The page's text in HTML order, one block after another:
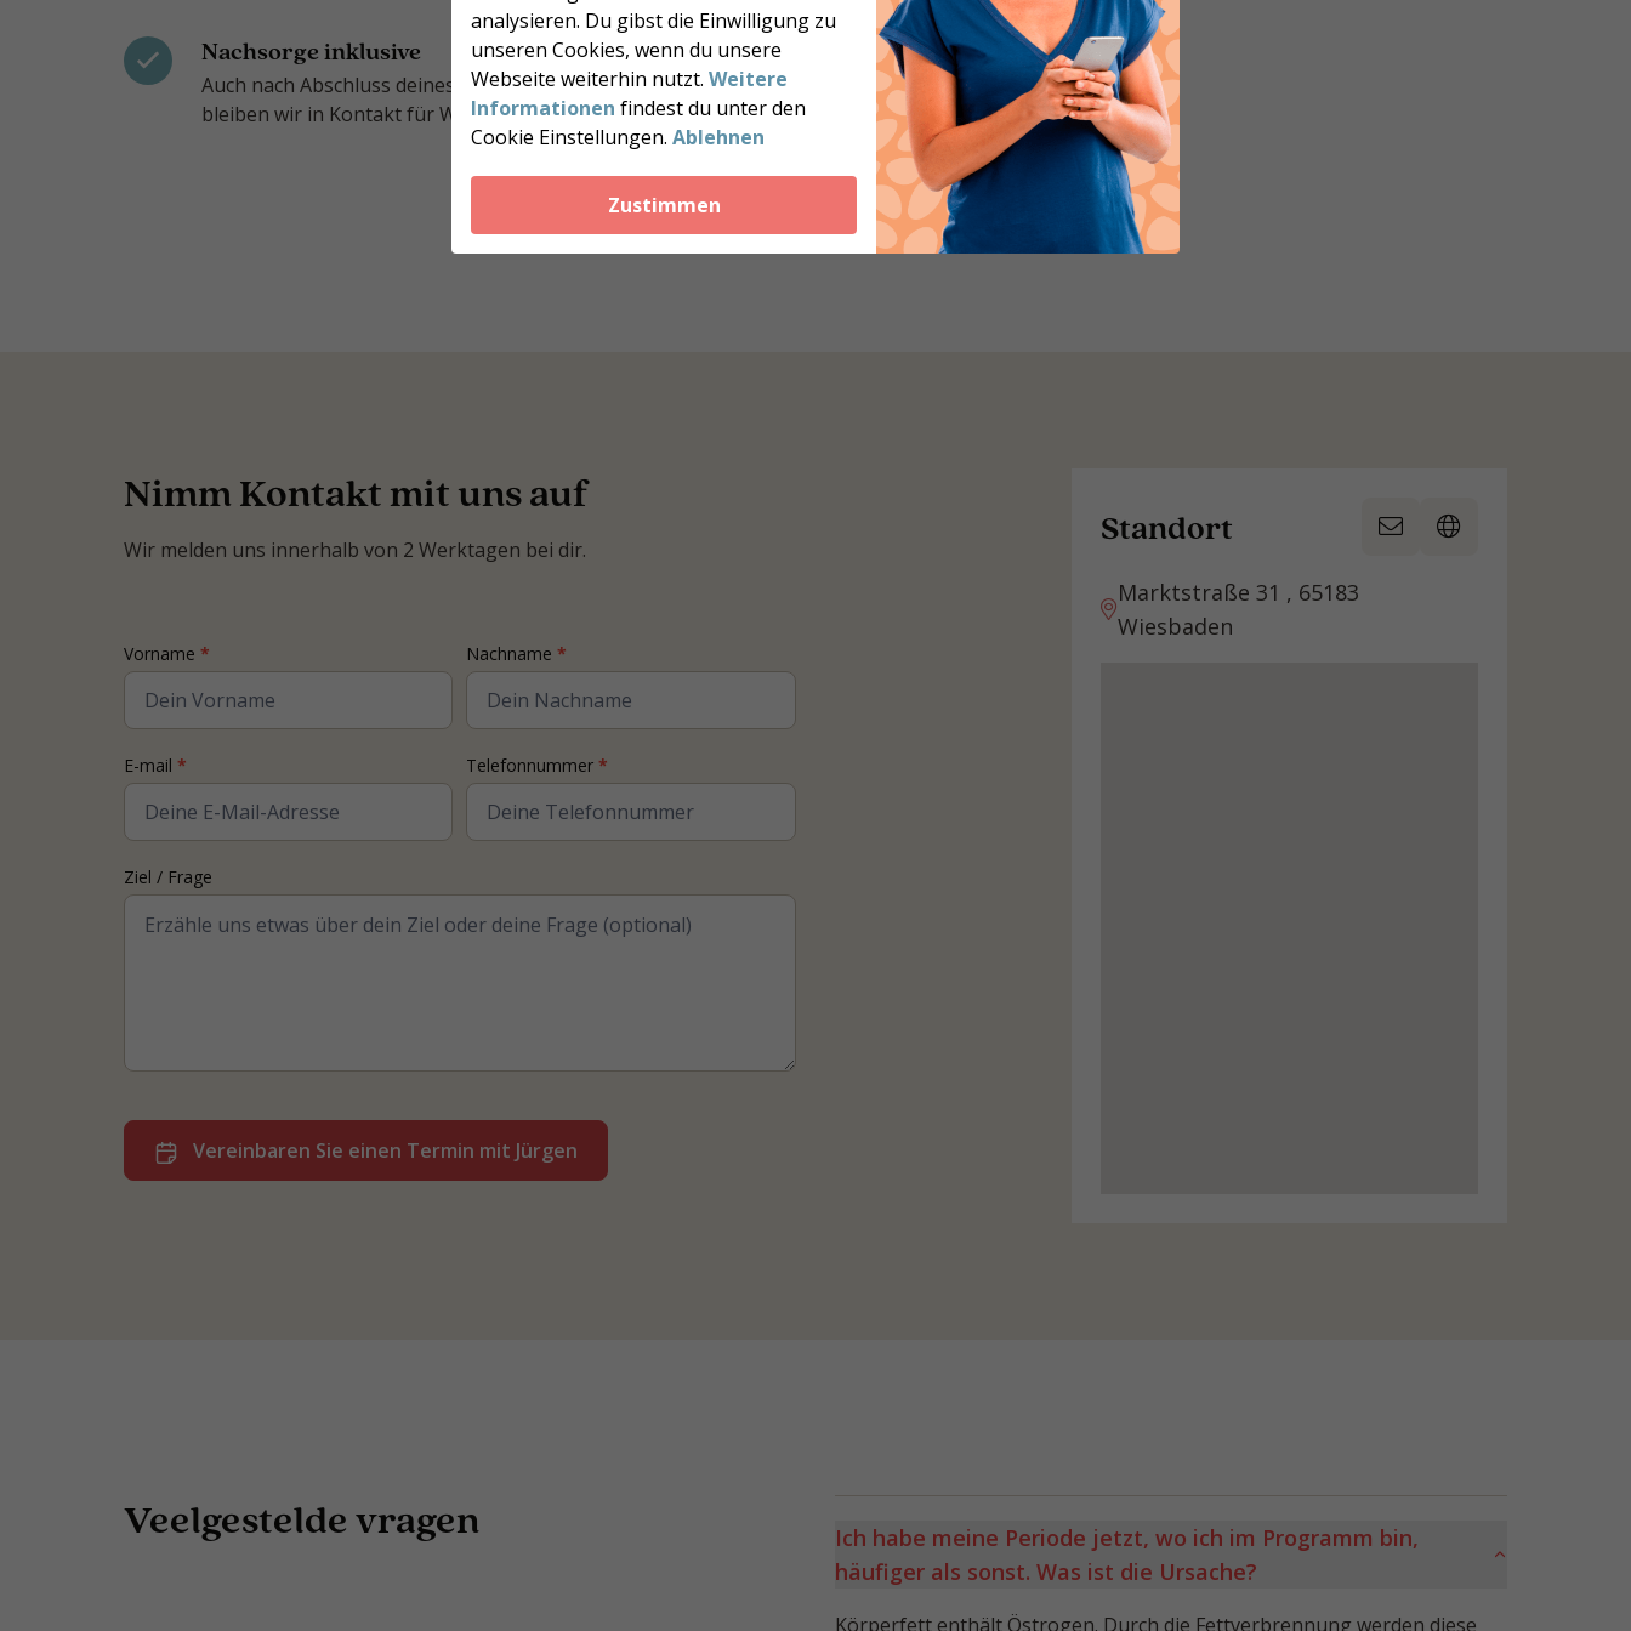
analysieren. Du gibst die Einwilligung zu
unseren Cookies, wenn du unsere
Webseite weiterhin nutzt. Weitere
Informationen findest du unter den
Cookie Einstellungen. Ablehnen
Zustimmen
Nachsorge inklusive
Auch nach Abschluss deines Programms stehe ich weiterhin für Fragen zur Verfügung und
bleiben wir in Kontakt für Wiegetermine und Tipps.
Nimm Kontakt mit uns auf
Wir melden uns innerhalb von 2 Werktagen bei dir.
Contact
Coach
Vorname * Nachname*
E-mail * Telefonnummer*
Ziel / Frage
Vereinbaren Sie einen Termin mit Jürgen
Standort
Marktstraße 31 , 65183
Wiesbaden
Veelgestelde vragen
Ich habe meine Periode jetzt, wo ich im Programm bin,
häufiger als sonst. Was ist die Ursache?
Körperfett enthält Östrogen. Durch die Fettverbrennung werden diese